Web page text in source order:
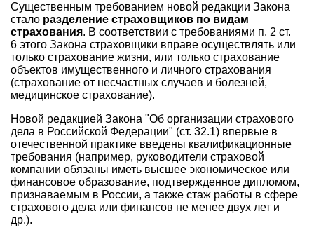
Существенным требованием новой редакции Закона
стало разделение страховщиков по видам
страхования. В соответствии с требованиями п. 2 ст.
6 этого Закона страховщики вправе осуществлять или
только страхование жизни, или только страхование
объектов имущественного и личного страхования
(страхование от несчастных случаев и болезней,
медицинское страхование).
Новой редакцией Закона "Об организации страхового
дела в Российской Федерации" (ст. 32.1) впервые в
отечественной практике введены квалификационные
требования (например, руководители страховой
компании обязаны иметь высшее экономическое или
финансовое образование, подтвержденное дипломом,
признаваемым в России, а также стаж работы в сфере
страхового дела или финансов не менее двух лет и
др.).